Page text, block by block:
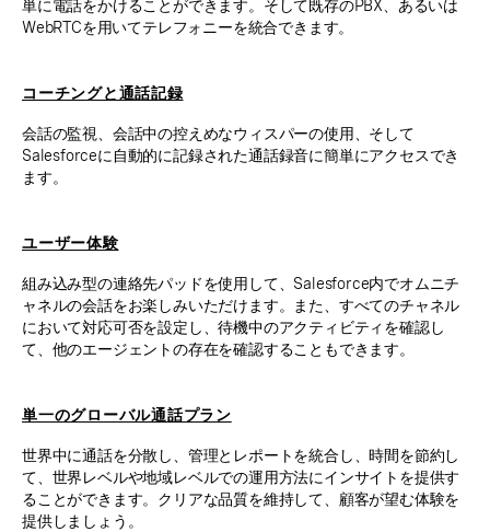
単に電話をかけることができます。そして既存のPBX、あるいは
WebRTCを用いてテレフォニーを統合できます。
コーチングと通話記録
会話の監視、会話中の控えめなウィスパーの使用、そして
Salesforceに自動的に記録された通話録音に簡単にアクセスでき
ます。
ユーザー体験
組み込み型の連絡先パッドを使用して、Salesforce内でオムニチ
ャネルの会話をお楽しみいただけます。また、すべてのチャネル
において対応可否を設定し、待機中のアクティビティを確認し
て、他のエージェントの存在を確認することもできます。
単一のグローバル通話プラン
世界中に通話を分散し、管理とレポートを統合し、時間を節約し
て、世界レベルや地域レベルでの運用方法にインサイトを提供す
ることができます。クリアな品質を維持して、顧客が望む体験を
提供しましょう。